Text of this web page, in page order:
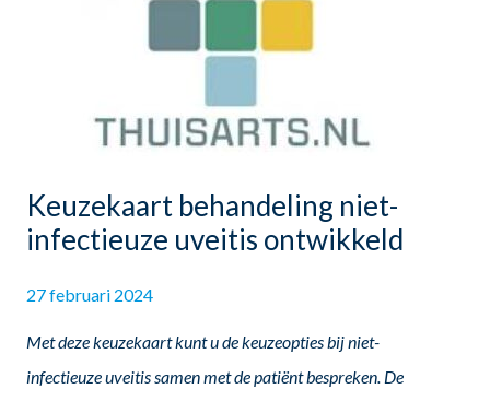
Keuzekaart behandeling niet-
infectieuze uveitis ontwikkeld
27 februari 2024
Met deze keuzekaart kunt u de keuzeopties bij niet-
infectieuze uveitis samen met de patiënt bespreken. De